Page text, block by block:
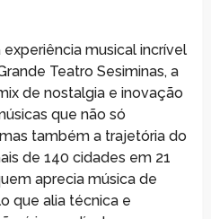
musical incrível
Teatro Sesiminas, a
de nostalgia e inovação
que não só
também a trajetória do
de 140 cidades em 21
aprecia música de
que alia técnica e